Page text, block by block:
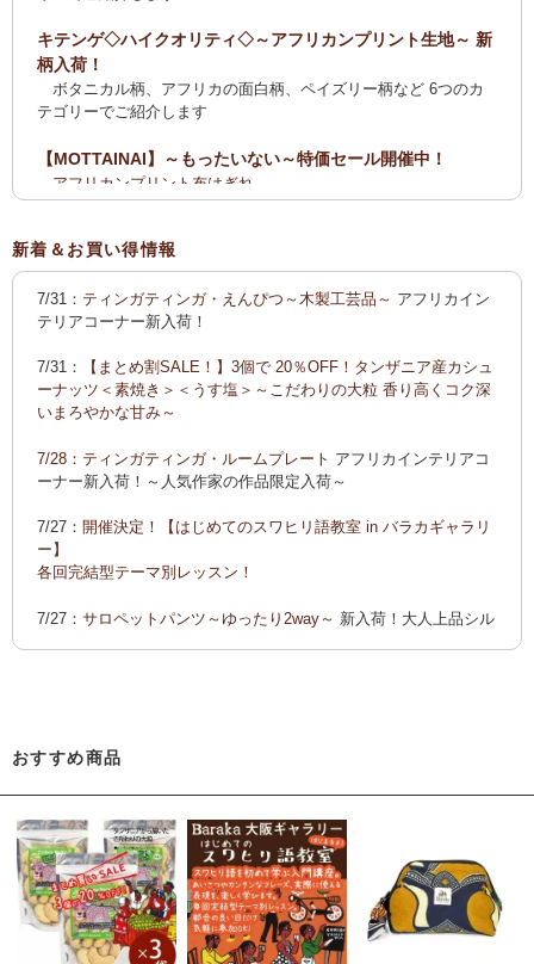
キテンゲ◇ハイクオリティ◇～アフリカンプリント生地～ 新
柄入荷！
ボタニカル柄、アフリカの面白柄、ペイズリー柄など 6つのカ
テゴリーでご紹介します
【MOTTAINAI】～もったいない～特価セール開催中！
アフリカンプリント布はぎれ
ティンガティンガ・アート【会員様シークレットセール】ワケ
【全国送料無料サービス】タンザニア産コーヒー・紅茶・ス
パイス・デーツ・乳香・モリンガ・書籍
2025新刊！「アフリカのむかしばなし〈全3巻〉」
カンガ～アフリカの生活布～ 新柄入荷！〈大判復刻版〉入
荷！
花柄、アフリカの面白柄、ジオメトリック柄など5つのカテゴリ
カンガ 会員様お買い得！
カンガ 人気柄が限定数再入荷！
限
定生産記念カンガ 会員セール中！
「ポイントカーニバル」開催中
◆お買い上げ商品へのご感想をお送り下さると、お買い物に使
えるポイントプレゼント！詳しくは、
新着＆お買い得情報
7/31： ティンガティンガ・えんぴつ～木製工芸品～ アフリカイン
テリアコーナー新入荷！
7/31：
【まとめ割SALE！】3個で 20％OFF！タンザニア産カシュ
ーナッツ＜素焼き＞＜うす塩＞～こだわりの大粒 香り高くコク深
いまろやかな甘み～
7/28： ティンガティンガ・ルームプレート アフリカインテリアコ
ーナー新入荷！～人気作家の作品限定入荷～
7/27： 開催決定！【はじめてのスワヒリ語教室 in バラカギャラリ
ー】
各回完結型テーマ別レッスン！
7/27： サロペットパンツ～ゆったり2way～ 新入荷！大人上品シル
7/21：夏休み開催決定！【アフリカンワークショップ in バラカギ
ャラリー】
「ティンガティンガ・うちわ作り」 「ティンガティンガを描こ
う」
7/21：リバーシブルB4トートバッグ新入荷！
おすすめ商品